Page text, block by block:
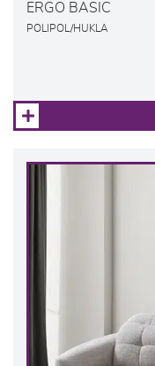
ERGO BASIC
POLIPOL/HUKLA